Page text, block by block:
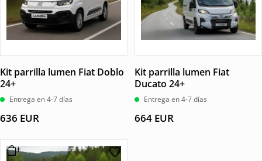
Kit parrilla lumen Fiat Doblo
24+
Entrega en 4-7 días
636 EUR
Kit parrilla lumen Fiat
Ducato 24+
Entrega en 4-7 días
664 EUR